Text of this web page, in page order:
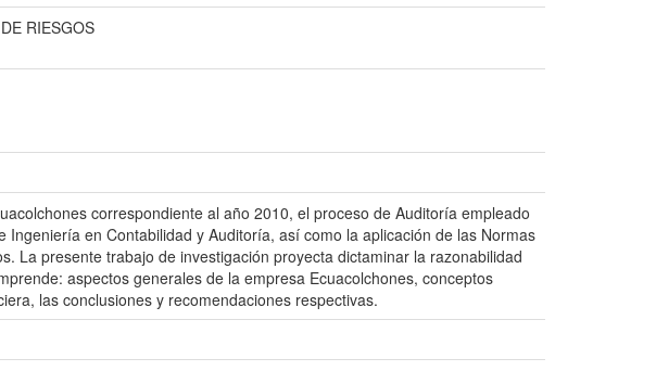
RIESGOS
correspondiente al año 2010, el proceso de Auditoría empleado
en Contabilidad y Auditoría, así como la aplicación de las Normas
La presente trabajo de investigación proyecta dictaminar la razonabilidad
aspectos generales de la empresa Ecuacolchones, conceptos
las conclusiones y recomendaciones respectivas.